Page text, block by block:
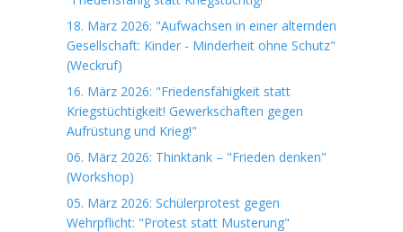
18. März 2026: "Aufwachsen in einer alternden
Gesellschaft: Kinder - Minderheit ohne Schutz"
(Weckruf)
16. März 2026: "Friedensfähigkeit statt
Kriegstüchtigkeit! Gewerkschaften gegen
Aufrüstung und Krieg!"
06. März 2026: Thinktank – "Frieden denken"
(Workshop)
05. März 2026: Schülerprotest gegen
Wehrpflicht: "Protest statt Musterung"